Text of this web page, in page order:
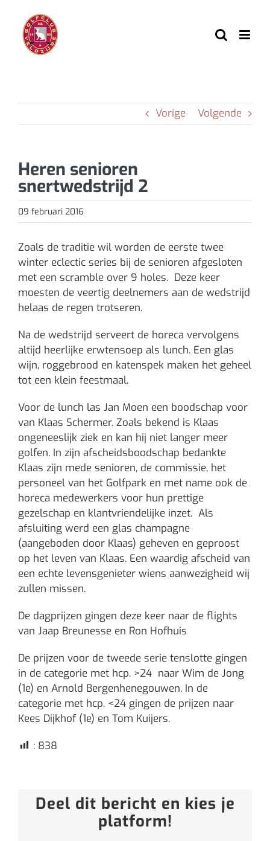
inhoud
Vorige Volgende
Heren senioren
snertwedstrijd 2
09 februari 2016
Zoals de traditie wil worden de eerste twee
winter eclectic series bij de senioren afgesloten
met een scramble over 9 holes. Deze keer
moesten de veertig deelnemers aan de wedstrijd
helaas de regen trotseren.
Na de wedstrijd serveert de horeca vervolgens
altijd heerlijke erwtensoep als lunch. Een glas
wijn, roggebrood en katenspek maken het geheel
tot een klein feestmaal.
Voor de lunch las Jan Moen een boodschap voor
van Klaas Schermer. Zoals bekend is Klaas
ongeneeslijk ziek en kan hij niet langer meer
golfen. In zijn afscheidsboodschap bedankte
Klaas zijn mede senioren, de commissie, het
personeel van het Golfpark en met name ook de
horeca medewerkers voor hun prettige
gezelschap en klantvriendelijke inzet. Als
afsluiting werd een glas champagne
(aangeboden door Klaas) geheven en geproost
op het leven van Klaas. Een waardig afscheid van
een echte levensgenieter wiens aanwezigheid wij
zullen missen.
De dagprijzen gingen deze keer naar de flights
van Jaap Breunesse en Ron Hofhuis
De prijzen voor de tweede serie tenslotte gingen
in de categorie met hcp. >24 naar Wim de Jong
(1e) en Arnold Bergenhenegouwen. In de
categorie met hcp. <24 gingen de prijzen naar
Kees Dijkhof (1e) en Tom Kuijers.
: 838
Deel dit bericht en kies je
platform!